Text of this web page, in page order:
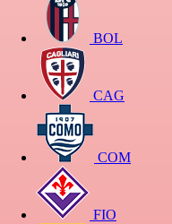
BOL
CAG
COM
FIO